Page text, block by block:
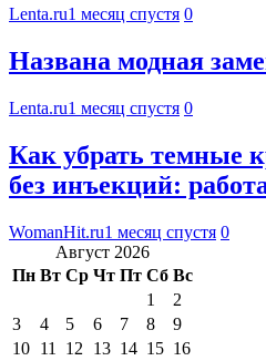
Lenta.ru1 месяц спустя 0
Названа модная
Lenta.ru1 месяц спустя 0
Как убрать темные
без инъекций:
WomanHit.ru1 месяц спустя 0
Август 2026
Пн Вт Ср Чт Пт Сб Вс
1
2
3
4 5 6 7 8
9
10 11 12 13 14 15 16